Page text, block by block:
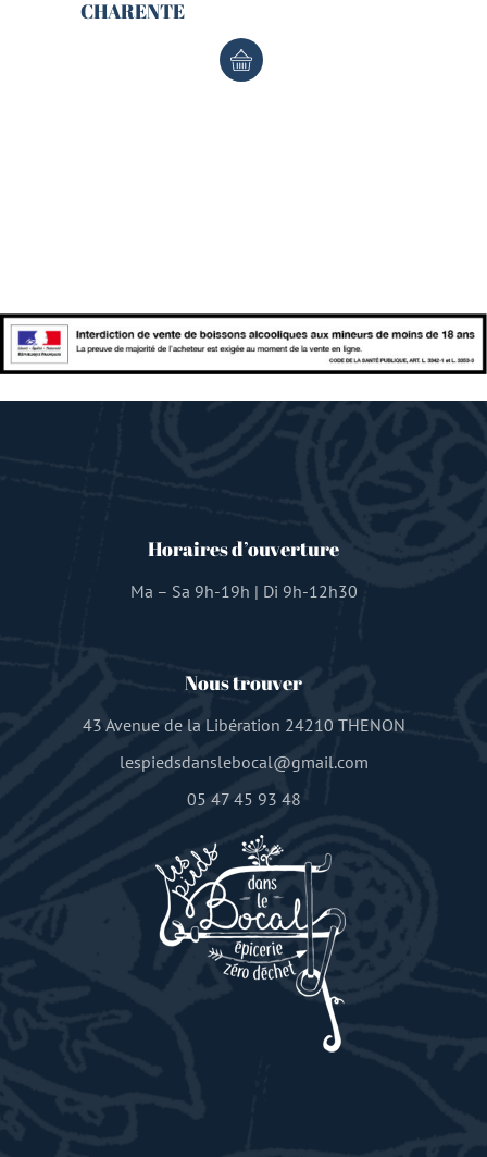
CHARENTE
Horaires d’ouverture
Ma – Sa 9h-19h | Di 9h-12h30
Nous trouver
43 Avenue de la Libération 24210 THENON
lespiedsdanslebocal@gmail.com
05 47 45 93 48